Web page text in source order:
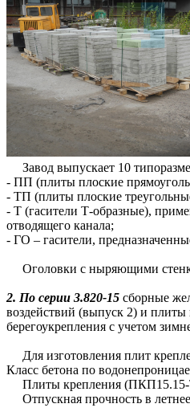
Завод выпускает 10
- ПП (плиты плоские
- ТП (плиты плоские
- Т (гасители Т-образные),
отводящего канала;
- ГО – гасители,
Оголовки с ныряющими
2. По серии 3.820-15 сборные
воздействий (выпуск 2) и плиты
берегоукрепления с учетом
Для изготовления плит
Класс бетона по
Плиты крепления (ПКП15.15-Т,
Отпускная прочность в